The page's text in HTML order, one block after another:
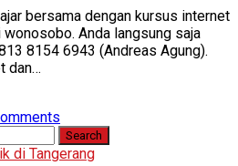
bersama dengan kursus internet
Anda langsung saja
8154 6943 (Andreas Agung).
dan…